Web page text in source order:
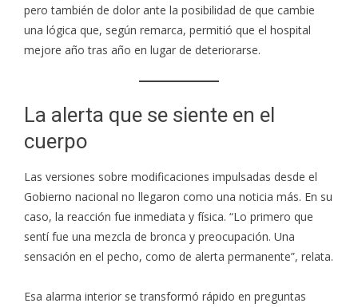
pero también de dolor ante la posibilidad de que cambie
una lógica que, según remarca, permitió que el hospital
mejore año tras año en lugar de deteriorarse.
La alerta que se siente en el
cuerpo
Las versiones sobre modificaciones impulsadas desde el
Gobierno nacional no llegaron como una noticia más. En su
caso, la reacción fue inmediata y física. “Lo primero que
sentí fue una mezcla de bronca y preocupación. Una
sensación en el pecho, como de alerta permanente”, relata.
Esa alarma interior se transformó rápido en preguntas